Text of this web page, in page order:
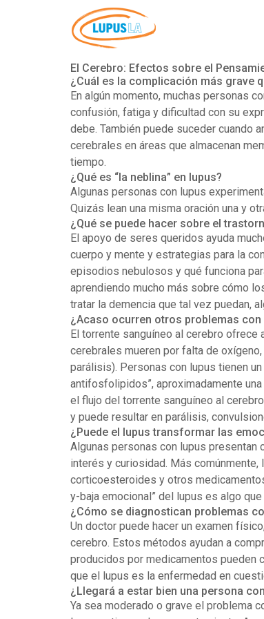
El Cerebro: Efectos sobre el
¿Cuál es la complicación más grave
En algún momento, muchas personas
confusión, fatiga y dificultad con su
debe. También puede suceder cuando
cerebrales en áreas que almacenan
tiempo.
¿Qué es “la neblina” en lupus?
Algunas personas con lupus
Quizás lean una misma oración una y
¿Qué se puede hacer sobre el
El apoyo de seres queridos ayuda
cuerpo y mente y estrategias para la
episodios nebulosos y qué funciona
aprendiendo mucho más sobre cómo
tratar la demencia que tal vez puedan,
¿Acaso ocurren otros problemas
El torrente sanguíneo al cerebro
cerebrales mueren por falta de
parálisis). Personas con lupus tienen
antifosfolipidos”, aproximadamente
el flujo del torrente sanguíneo al
y puede resultar en parálisis,
¿Puede el lupus transformar las
Algunas personas con lupus
interés y curiosidad. Más
corticoesteroides y otros
y-baja emocional” del lupus es algo
¿Cómo se diagnostican problemas
Un doctor puede hacer un examen
cerebro. Estos métodos ayudan a
producidos por medicamentos pueden
que el lupus es la enfermedad en
¿Llegará a estar bien una persona
Ya sea moderado o grave el problema